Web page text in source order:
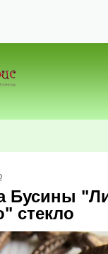
Бусины
стекло